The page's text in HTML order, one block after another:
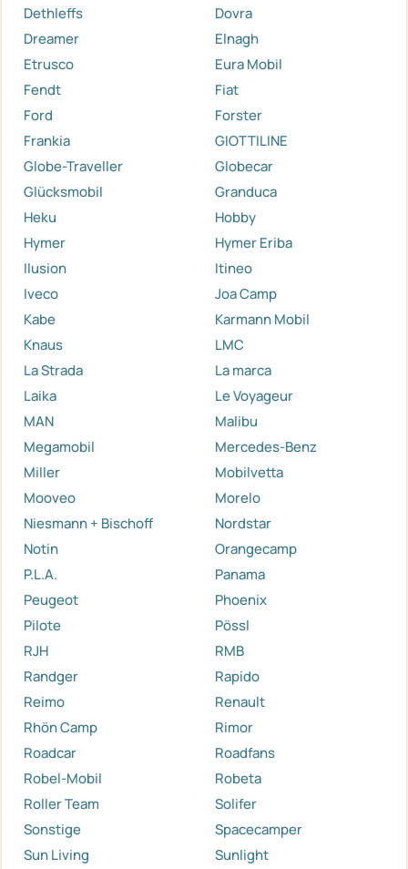
Dethleffs
Dovra
Dreamer
Elnagh
Etrusco
Eura Mobil
Fendt
Fiat
Ford
Forster
Frankia
GIOTTILINE
Globe-Traveller
Globecar
Glücksmobil
Granduca
Heku
Hobby
Hymer
Hymer Eriba
Ilusion
Itineo
Iveco
Joa Camp
Kabe
Karmann Mobil
Knaus
LMC
La Strada
La marca
Laika
Le Voyageur
MAN
Malibu
Megamobil
Mercedes-Benz
Miller
Mobilvetta
Mooveo
Morelo
Niesmann + Bischoff
Nordstar
Notin
Orangecamp
P.L.A.
Panama
Peugeot
Phoenix
Pilote
Pössl
RJH
RMB
Randger
Rapido
Reimo
Renault
Rhön Camp
Rimor
Roadcar
Roadfans
Robel-Mobil
Robeta
Roller Team
Solifer
Sonstige
Spacecamper
Sun Living
Sunlight